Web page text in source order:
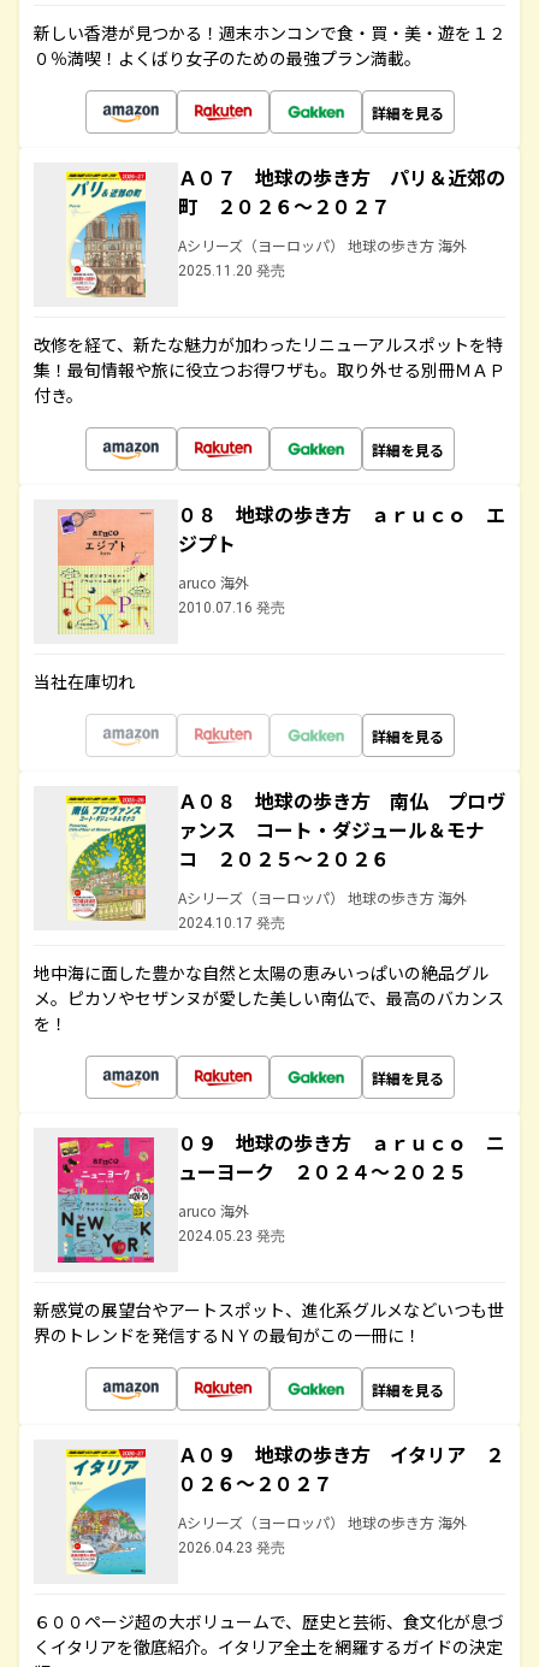
新しい香港が見つかる！週末ホンコンで食・買・美・遊を１２
０％満喫！よくばり女子のための最強プラン満載。
詳細を見る
Ａ０７ 地球の歩き方 パリ＆近郊の
町 ２０２６～２０２７
Aシリーズ（ヨーロッパ） 地球の歩き方 海外
2025.11.20 発売
改修を経て、新たな魅力が加わったリニューアルスポットを特
集！最旬情報や旅に役立つお得ワザも。取り外せる別冊ＭＡＰ
付き。
詳細を見る
０８ 地球の歩き方 ａｒｕｃｏ エ
ジプト
aruco 海外
2010.07.16 発売
当社在庫切れ
詳細を見る
Ａ０８ 地球の歩き方 南仏 プロヴ
ァンス コート・ダジュール＆モナ
コ ２０２５～２０２６
Aシリーズ（ヨーロッパ） 地球の歩き方 海外
2024.10.17 発売
地中海に面した豊かな自然と太陽の恵みいっぱいの絶品グル
メ。ピカソやセザンヌが愛した美しい南仏で、最高のバカンス
を！
詳細を見る
０９ 地球の歩き方 ａｒｕｃｏ ニ
ューヨーク ２０２４～２０２５
aruco 海外
2024.05.23 発売
新感覚の展望台やアートスポット、進化系グルメなどいつも世
界のトレンドを発信するＮＹの最旬がこの一冊に！
詳細を見る
Ａ０９ 地球の歩き方 イタリア ２
０２６～２０２７
Aシリーズ（ヨーロッパ） 地球の歩き方 海外
2026.04.23 発売
６００ページ超の大ボリュームで、歴史と芸術、食文化が息づ
くイタリアを徹底紹介。イタリア全土を網羅するガイドの決定